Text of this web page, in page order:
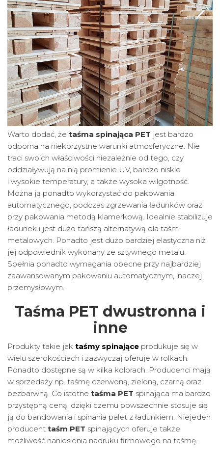
Warto dodać, że taśma spinająca PET jest bardzo
odporna na niekorzystne warunki atmosferyczne. Nie
traci swoich właściwości niezależnie od tego, czy
oddziaływują na nią promienie UV, bardzo niskie
i wysokie temperatury, a także wysoka wilgotność.
Można ją ponadto wykorzystać do pakowania
automatycznego, podczas zgrzewania ładunków oraz
przy pakowania metodą klamerkową. Idealnie stabilizuje
ładunek i jest dużo tańszą alternatywą dla taśm
metalowych. Ponadto jest dużo bardziej elastyczna niż
jej odpowiednik wykonany ze sztywnego metalu.
Spełnia ponadto wymagania obecne przy najbardziej
zaawansowanym pakowaniu automatycznym, inaczej
przemysłowym.
Taśma PET dwustronna i
inne
Produkty takie jak taśmy spinające produkuje się w
wielu szerokościach i zazwyczaj oferuje w rolkach.
Ponadto dostępne są w kilka kolorach. Producenci mają
w sprzedaży np. taśmę czerwoną, zieloną, czarną oraz
bezbarwną. Co istotne taśma PET spinająca ma bardzo
przystępną ceną, dzięki czemu powszechnie stosuje się
ją do bandowania i spinania palet z ładunkiem. Niejeden
producent taśm PET spinających oferuje także
możliwość naniesienia nadruku firmowego na taśmę.